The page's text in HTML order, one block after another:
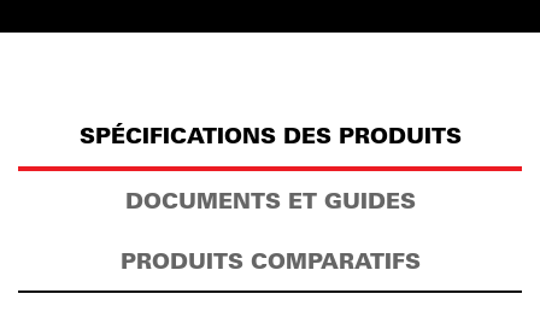
SPÉCIFICATIONS DES PRODUITS
DOCUMENTS ET GUIDES
PRODUITS COMPARATIFS